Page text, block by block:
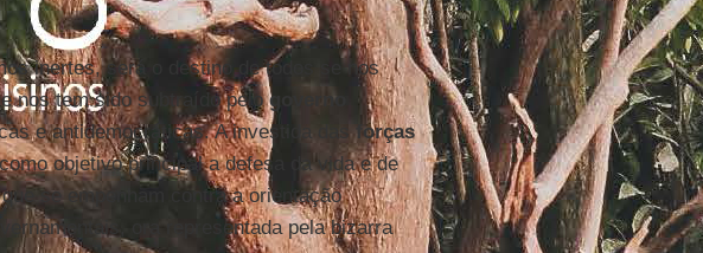
inertes, será o destino de todos se nos
nos tem sido subtraído pelogoverno
e antidemocráticas. A investida dasforças
objetivo principal a defesa da vida e de
se empenham contra a orientação
ora representada pela bizarra